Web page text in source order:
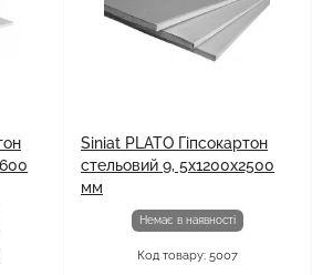
Siniat PLATO Гіпсокартон
стельовий 9, 5x1200x2500
мм
Немає в наявності
Код товару: 5007